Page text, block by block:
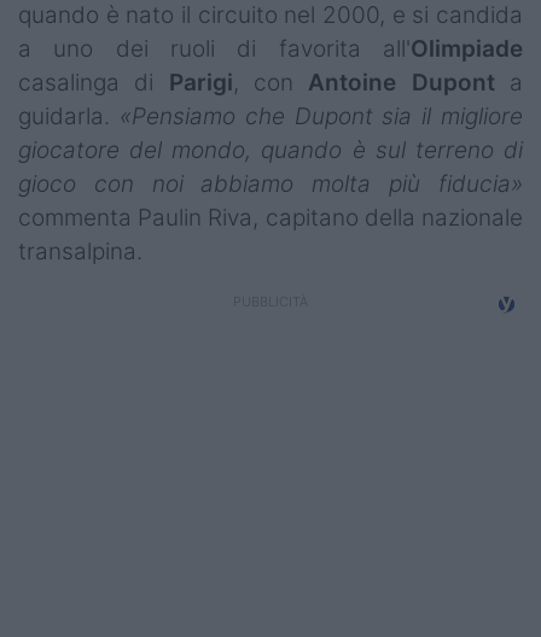
Mercato
Serie A Elite
Campionati
Serie A
Serie B
quando è nato il circuito nel 2000, e si candida
a uno dei ruoli di favorita all'Olimpiade
casalinga di Parigi, con Antoine Dupont a
guidarla. «Pensiamo che Dupont sia il migliore
giocatore del mondo, quando è sul terreno di
gioco con noi abbiamo molta più fiducia»
commenta Paulin Riva, capitano della nazionale
transalpina.